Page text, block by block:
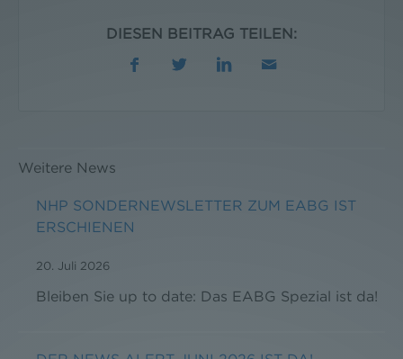
DIESEN BEITRAG TEILEN:
Weitere News
NHP SONDERNEWSLETTER ZUM EABG IST
ERSCHIENEN
20. Juli 2026
Bleiben Sie up to date: Das EABG Spezial ist da!